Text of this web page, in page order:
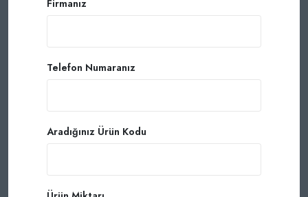
Firmanız
Telefon Numaranız
Aradığınız Ürün Kodu